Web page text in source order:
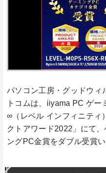
パソコン工房・グッドウィ
トコムは、iiyama PC ゲ
∞（レベル インフィニティ
クトアワード2022」にて
ングPC金賞をダブル受賞い